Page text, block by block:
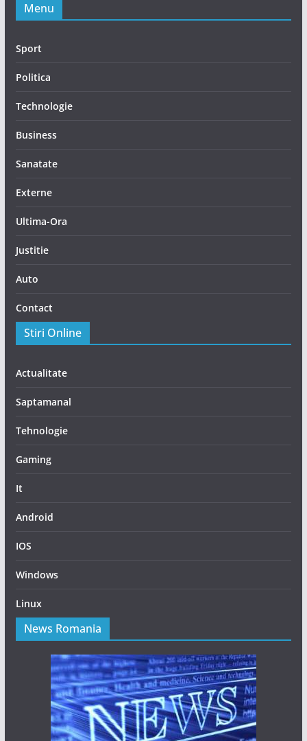
Menu
Sport
Politica
Technologie
Business
Sanatate
Externe
Ultima-Ora
Justitie
Auto
Contact
Stiri Online
Actualitate
Saptamanal
Tehnologie
Gaming
It
Android
IOS
Windows
Linux
News Romania